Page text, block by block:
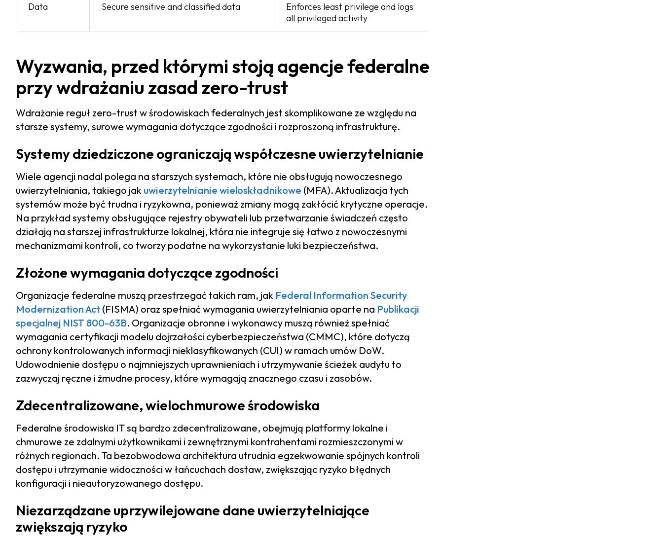
Data Secure sensitive and classified data
Enforces least privilege and logs
all privileged activity
Wyzwania, przed którymi stoją agencje federalne
przy wdrażaniu zasad zero-trust
Wdrażanie reguł zero-trust w środowiskach federalnych jest skomplikowane ze względu na
starsze systemy, surowe wymagania dotyczące zgodności i rozproszoną infrastrukturę.
Systemy dziedziczone ograniczają współczesne uwierzytelnianie
Wiele agencji nadal polega na starszych systemach, które nie obsługują nowoczesnego
uwierzytelniania, takiego jak uwierzytelnianie wieloskładnikowe (MFA). Aktualizacja tych
systemów może być trudna i ryzykowna, ponieważ zmiany mogą zakłócić krytyczne operacje.
Na przykład systemy obsługujące rejestry obywateli lub przetwarzanie świadczeń często
działają na starszej infrastrukturze lokalnej, która nie integruje się łatwo z nowoczesnymi
mechanizmami kontroli, co tworzy podatne na wykorzystanie luki bezpieczeństwa.
Złożone wymagania dotyczące zgodności
Organizacje federalne muszą przestrzegać takich ram, jak Federal Information Security
Modernization Act (FISMA) oraz spełniać wymagania uwierzytelniania oparte na Publikacji
specjalnej NIST 800-63B. Organizacje obronne i wykonawcy muszą również spełniać
wymagania certyfikacji modelu dojrzałości cyberbezpieczeństwa (CMMC), które dotyczą
ochrony kontrolowanych informacji nieklasyfikowanych (CUI) w ramach umów DoW.
Udowodnienie dostępu o najmniejszych uprawnieniach i utrzymywanie ścieżek audytu to
zazwyczaj ręczne i żmudne procesy, które wymagają znacznego czasu i zasobów.
Zdecentralizowane, wielochmurowe środowiska
Federalne środowiska IT są bardzo zdecentralizowane, obejmują platformy lokalne i
chmurowe ze zdalnymi użytkownikami i zewnętrznymi kontrahentami rozmieszczonymi w
różnych regionach. Ta bezobwodowa architektura utrudnia egzekwowanie spójnych kontroli
dostępu i utrzymanie widoczności w łańcuchach dostaw, zwiększając ryzyko błędnych
konfiguracji i nieautoryzowanego dostępu.
Niezarządzane uprzywilejowane dane uwierzytelniające
zwiększają ryzyko